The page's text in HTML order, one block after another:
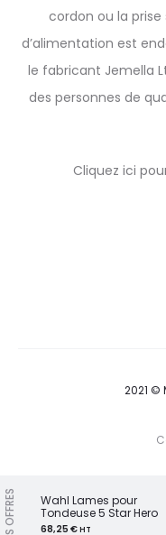
cordon ou la
d’alimentation est
le fabricant Jemella
des personnes de
Cliquez ici
NOS OFFRES
Wahl Lames pour
Tondeuse 5 Star Hero
68,25 €HT
2021 ©